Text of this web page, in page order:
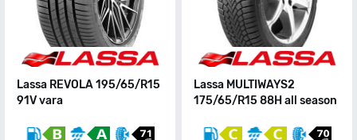
Lassa REVOLA 195/65/R15
91V vara
Lassa MULTIWAYS2
175/65/R15 88H all season